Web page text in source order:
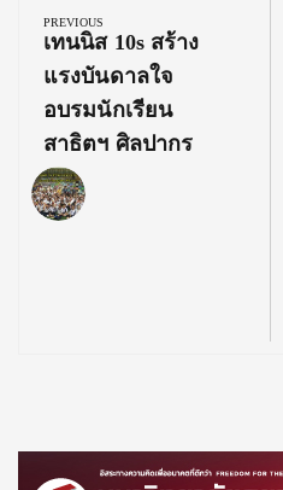
navigation
PREVIOUS
Previous
Post:
เทนนิส 10s สร้าง
แรงบันดาลใจ
อบรมนักเรียน
สาธิตฯ ศิลปากร